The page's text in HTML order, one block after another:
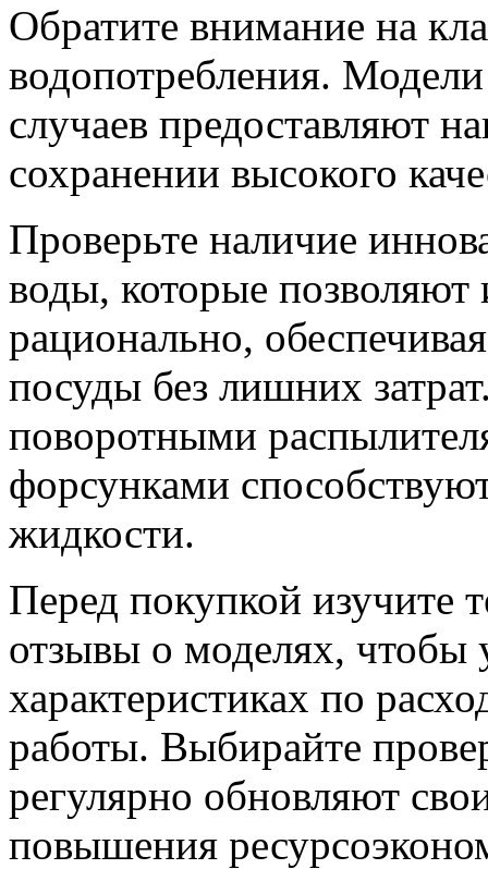
Обратите внимание на
водопотребления.
случаев предоставляют
сохранении высокого
Проверьте наличие
воды, которые позволяют
рационально,
посуды без лишних
поворотными
форсунками
жидкости.
Перед покупкой изучите
отзывы о моделях, чтобы
характеристиках по
работы. Выбирайте
регулярно обновляют
повышения